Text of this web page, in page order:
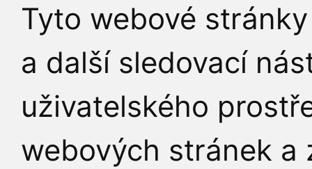
Tyto webové
a další sledovací
uživatelského
webových stránek a